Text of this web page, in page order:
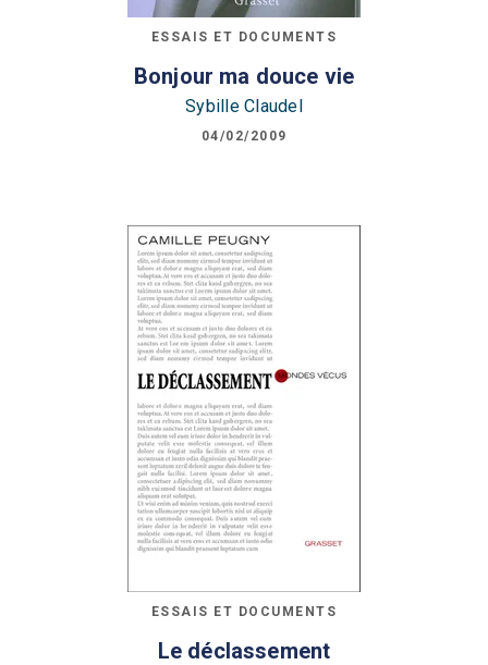
ESSAIS ET DOCUMENTS
Bonjour ma douce vie
Sybille Claudel
04/02/2009
ESSAIS ET DOCUMENTS
Le déclassement